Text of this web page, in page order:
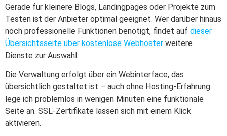
Gerade für kleinere Blogs, Landingpages oder Projekte zum
Testen ist der Anbieter optimal geeignet. Wer darüber hinaus
noch professionelle Funktionen benötigt, findet auf dieser
Übersichtsseite über kostenlose Webhoster weitere
Dienste zur Auswahl.
Die Verwaltung erfolgt über ein Webinterface, das
übersichtlich gestaltet ist – auch ohne Hosting-Erfahrung
lege ich problemlos in wenigen Minuten eine funktionale
Seite an. SSL-Zertifikate lassen sich mit einem Klick
aktivieren.